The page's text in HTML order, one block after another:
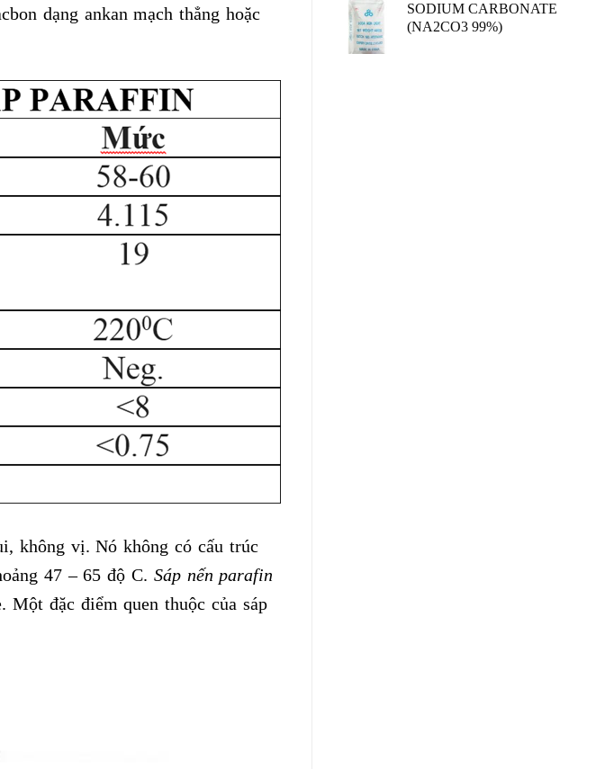
dạng ankan mạch thẳng hoặc
không vị. Nó không có cấu trúc
47 – 65 độ C. Sáp nến parafin
Một đặc điểm quen thuộc của sáp
SODIUM CARBONATE
(NA2CO3 99%)